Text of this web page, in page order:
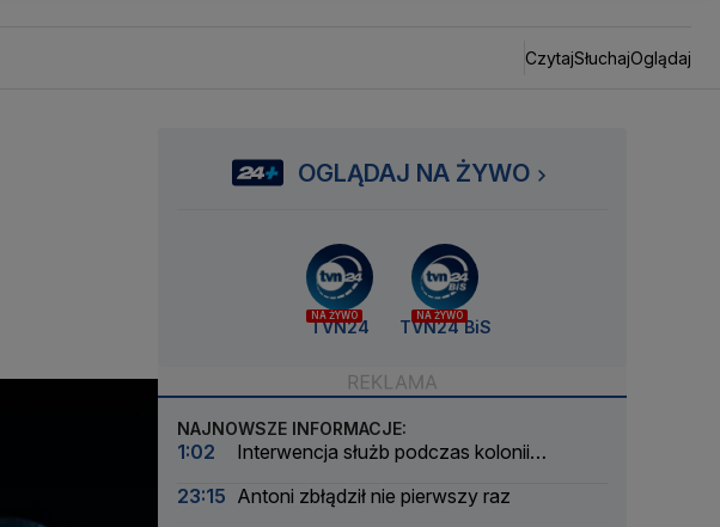
CzytajSłuchajOglądaj
OGLĄDAJ NA ŻYWO
NA ŻYWO
TVN24
NA ŻYWO
TVN24 BiS
NAJNOWSZE INFORMACJE:
1:02
Interwencja służb podczas kolonii
23:15 Antoni zbłądził nie pierwszy raz